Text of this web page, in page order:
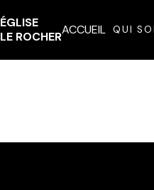
ÉGLISE
LE ROCHERACCUEIL QUI